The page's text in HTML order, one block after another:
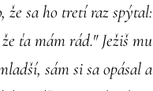
že sa ho tretí raz spýtal:
ťa mám rád." Ježiš mu
sám si sa opásal a